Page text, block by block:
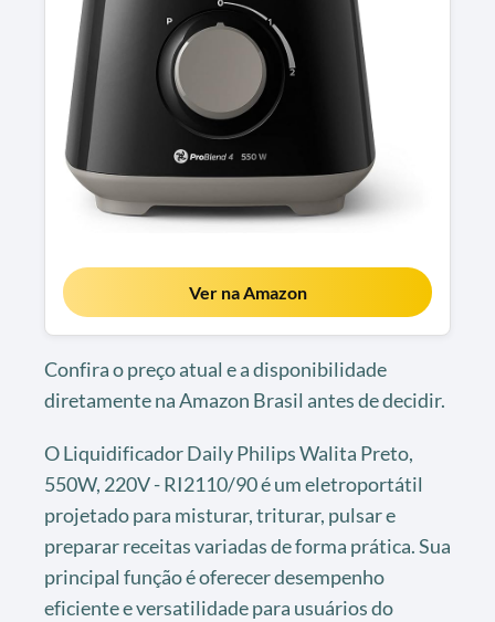
Ver na Amazon
Confira o preço atual e a disponibilidade
diretamente na Amazon Brasil antes de decidir.
O Liquidificador Daily Philips Walita Preto,
550W, 220V - RI2110/90 é um eletroportátil
projetado para misturar, triturar, pulsar e
preparar receitas variadas de forma prática. Sua
principal função é oferecer desempenho
eficiente e versatilidade para usuários do